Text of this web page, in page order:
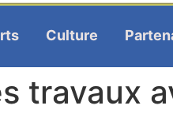
Culture
travaux